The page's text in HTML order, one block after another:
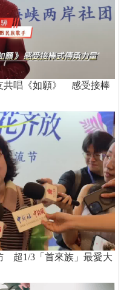
共唱《如願》 感受接棒
超1/3「首來族」最愛大